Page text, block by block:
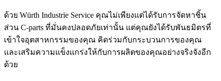
ด้วย Würth Industrie Service คุณไม่เพียงแต่ได้รับการจัดหาชิ้น
ส่วน C-parts ที่มั่นคงปลอดภัยเท่านั้น แต่คุณยังได้รับพันธมิตรที่
เข้าใจอุตสาหกรรมของคุณ คิดร่วมกับกระบวนการของคุณ
และเสริมความแข็งแกร่งให้กับการผลิตของคุณอย่างจริงจังอีก
ด้วย